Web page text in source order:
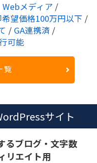
Webメディア /
望価格100万円以下 /
/ GA連携済 /
可能
覧
サイト
るブログ・文字数
リエイト用